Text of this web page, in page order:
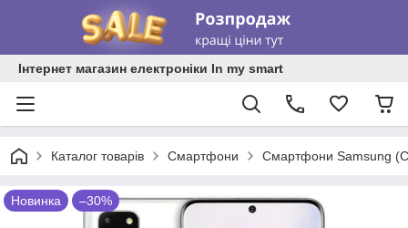
Інтернет магазин електроніки In my smart
Каталог товарів Смартфони Смартфони Samsung
Новинка –30%